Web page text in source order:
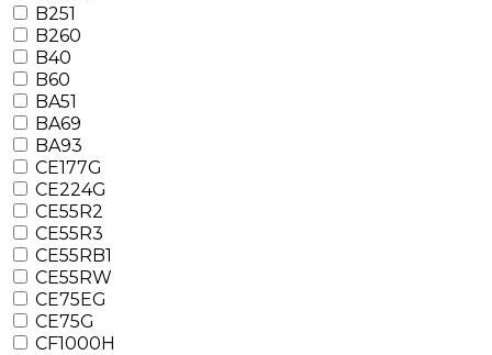
B251
B260
B40
B60
BA51
BA69
BA93
CE177G
CE224G
CE55R2
CE55R3
CE55RB1
CE55RW
CE75EG
CE75G
CF1000H